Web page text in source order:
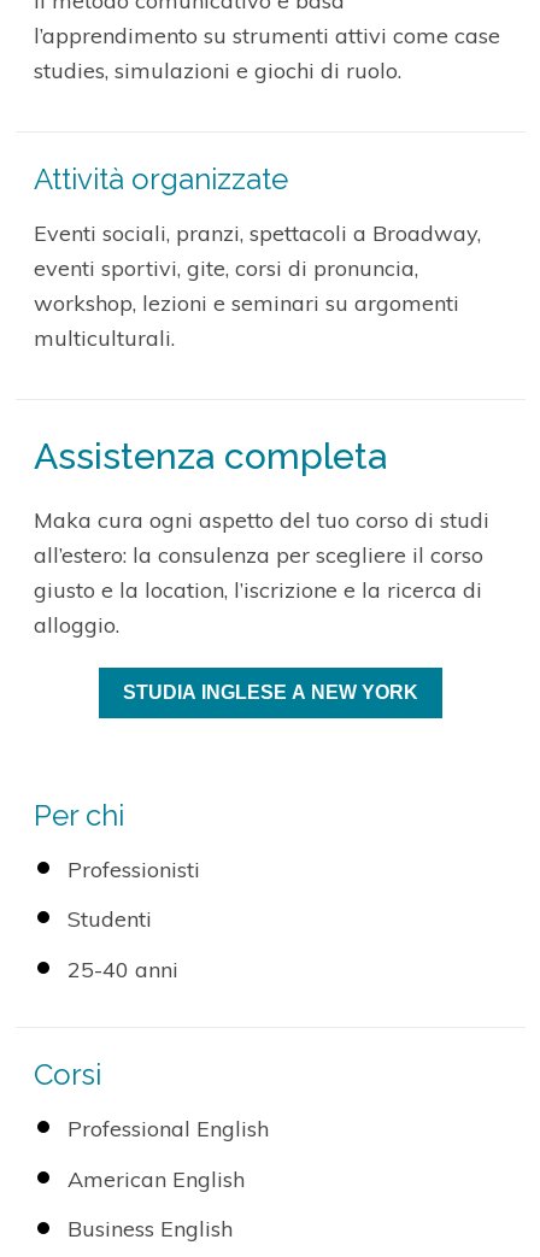
l’apprendimento su strumenti attivi come case
studies, simulazioni e giochi di ruolo.
Attività organizzate
Eventi sociali, pranzi, spettacoli a Broadway,
eventi sportivi, gite, corsi di pronuncia,
workshop, lezioni e seminari su argomenti
multiculturali.
Assistenza completa
Maka cura ogni aspetto del tuo corso di studi
all’estero: la consulenza per scegliere il corso
giusto e la location, l’iscrizione e la ricerca di
alloggio.
STUDIA INGLESE A NEW YORK
Per chi
Professionisti
Studenti
25-40 anni
Corsi
Professional English
American English
Business English